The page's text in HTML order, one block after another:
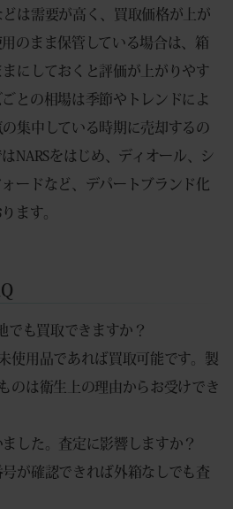
は需要が高く、買取価格が上が
のまま保管している場合は、箱
にしておくと評価が上がりやす
との相場は季節やトレンドによ
集中している時期に売却するの
NARSをはじめ、ディオール、シ
ードなど、デパートブランド化
ます。
でも買取できますか？
使用品であれば買取可能です。製
のは衛生上の理由からお受けでき
した。査定に影響しますか？
が確認できれば外箱なしでも査